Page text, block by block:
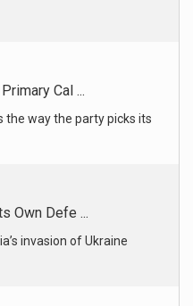
way the party picks its
invasion of Ukraine
of Vuhledar to launch